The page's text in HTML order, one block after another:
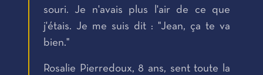
souri. Je n'avais plus l'air de ce que
j'étais. Je me suis dit : "Jean, ça te va
bien."
Rosalie Pierredoux, 8 ans, sent toute la